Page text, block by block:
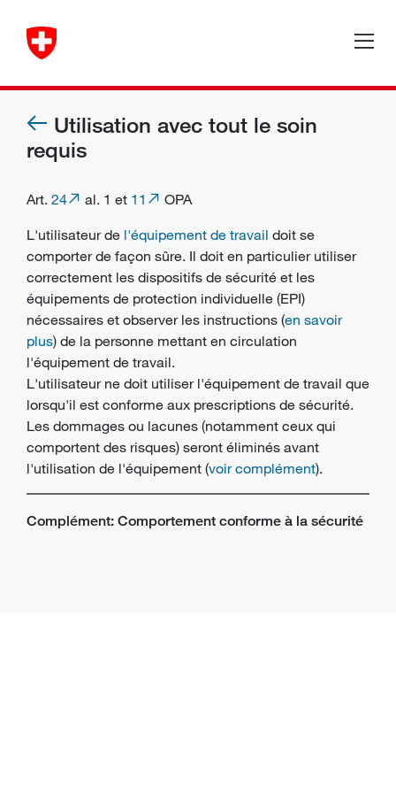
Utilisation avec tout le soin
requis
Art. 24 al. 1 et 11
OPA
L'utilisateur de l'équipement de travail doit se
comporter de façon sûre. Il doit en particulier utiliser
correctement les dispositifs de sécurité et les
équipements de protection individuelle (EPI)
nécessaires et observer les instructions (en savoir
plus) de la personne mettant en circulation
l'équipement de travail.
L'utilisateur ne doit utiliser l'équipement de travail que
lorsqu'il est conforme aux prescriptions de sécurité.
Les dommages ou lacunes (notamment ceux qui
comportent des risques) seront éliminés avant
l'utilisation de l'équipement (voir complément).
Complément: Comportement conforme à la sécurité